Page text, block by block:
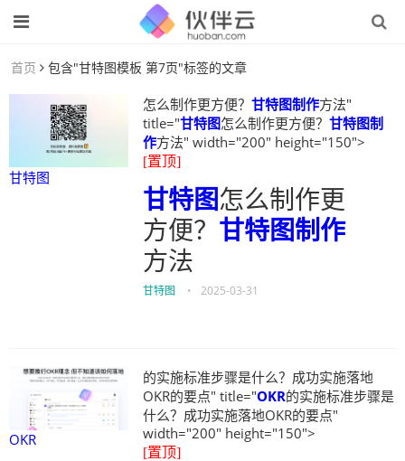
首页 包含"甘特图模板 第7页"标签的文章
甘特图
怎么制作更方便？ 甘特图制作方法"
title="甘特图怎么制作更方便？ 甘特图制
作方法" width="200" height="150">
[置顶]
甘特图怎么制作更
方便？ 甘特图制作
方法
甘特图 • 2025-03-31
OKR
的实施标准步骤是什么？成功实施落地
OKR的要点" title="OKR的实施标准步骤是
什么？成功实施落地OKR的要点"
width="200" height="150">
[置顶]